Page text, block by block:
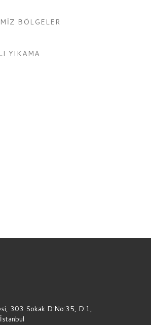
BÖLGELER
YIKAMA
303 Sokak D:No:35, D:1,